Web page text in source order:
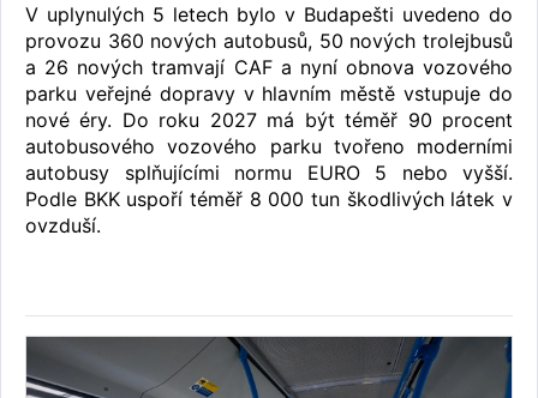
V uplynulých 5 letech bylo v Budapešti uvedeno do
provozu 360 nových autobusů, 50 nových trolejbusů
a 26 nových tramvají CAF a nyní obnova vozového
parku veřejné dopravy v hlavním městě vstupuje do
nové éry. Do roku 2027 má být téměř 90 procent
autobusového vozového parku tvořeno moderními
autobusy splňujícími normu EURO 5 nebo vyšší.
Podle BKK uspoří téměř 8 000 tun škodlivých látek v
ovzduší.